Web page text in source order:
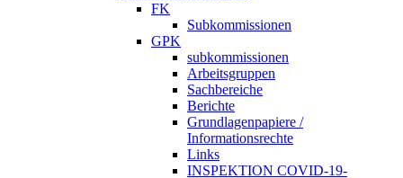
FK
Subkommissionen
GPK
subkommissionen
Arbeitsgruppen
Sachbereiche
Berichte
Grundlagenpapiere /
Informationsrechte
Links
INSPEKTION COVID-19-